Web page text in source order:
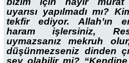
uyarısı yapılmadı mı?
tekfir ediyor. Allah’ın
haram işlersiniz,
uymazsanız mekruh
düşünmezseniz dinden
şey olabilir mi?